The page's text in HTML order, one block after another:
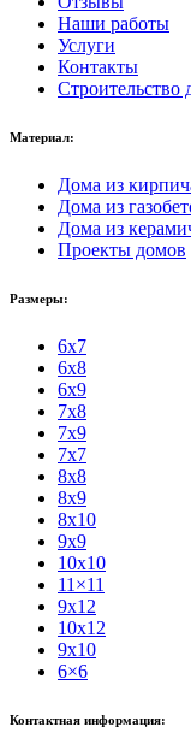
Наши работы
Услуги
Контакты
Материал:
Дома из
Дома из
Дома из
Проекты домов
Размеры:
6x7
6x8
6x9
7x8
7x9
7x7
8x8
8x9
8x10
9x9
10x10
11×11
9x12
10x12
9x10
6×6
Контактная информация: